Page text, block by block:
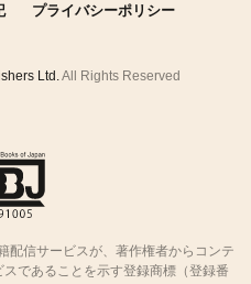
プライバシーポリシー
Ltd. All Rights Reserved
配信サービスが、著作権者からコンテ
であることを示す登録商標（登録番